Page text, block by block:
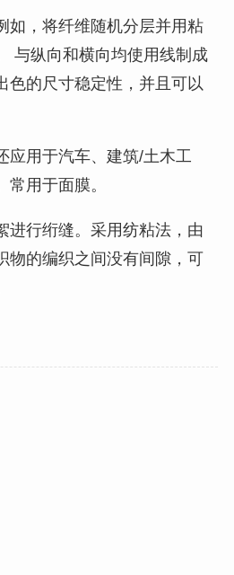
如，将纤维随机分层并用粘
与纵向和横向均使用线制成
色的尺寸稳定性，并且可以
应用于汽车、建筑/土木工
用于面膜。
进行绗缝。采用纺粘法，由
物的编织之间没有间隙，可